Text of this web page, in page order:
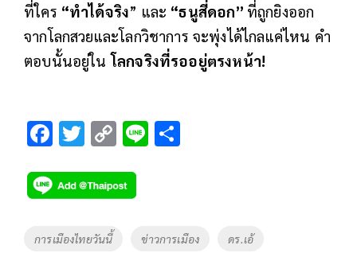
ที่ใคร “ทำได้จริง” และ “ธนูสี่ดอก” ที่ถูกยิงออก
จากโลกสวยและโลกวิชาการ จะพุ่งได้ไกลแค่ไหน คำ
ตอบนั้นอยู่ในโลกจริงที่รออยู่ตรงหน้า!
F
e
b
o
T
tt
er
C
p
y
Li
Tags
การเมืองไทยวันนี้ ข่าวการเมือง ดร.เอ้